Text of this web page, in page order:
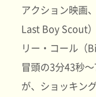
アクション映画
Last Boy Scout
リー・コール（
冒頭の3分43秒
が、ショッキン